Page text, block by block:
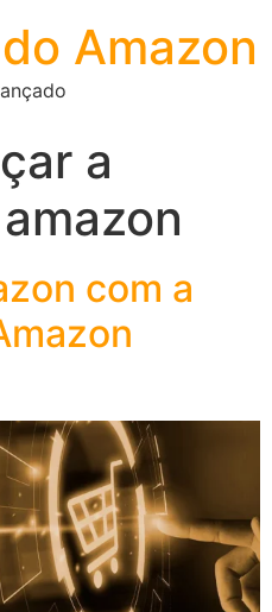
Amazon
a
com a